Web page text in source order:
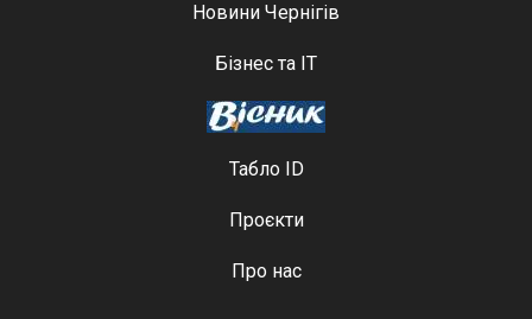
Новини Чернігів
Бізнес та ІТ
Табло ID
Проєкти
Про нас